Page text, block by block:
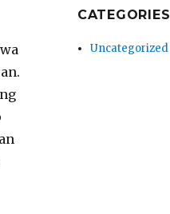
CATEGORIES
Uncategorized